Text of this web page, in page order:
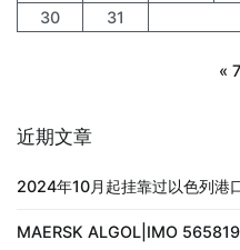
30
31
«
近期文章
2024年10月起挂靠过以色列
MAERSK ALGOL|IMO